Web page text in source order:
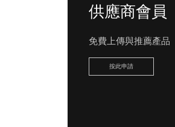
供應商會員
免費上傳與推薦產品
按此申請